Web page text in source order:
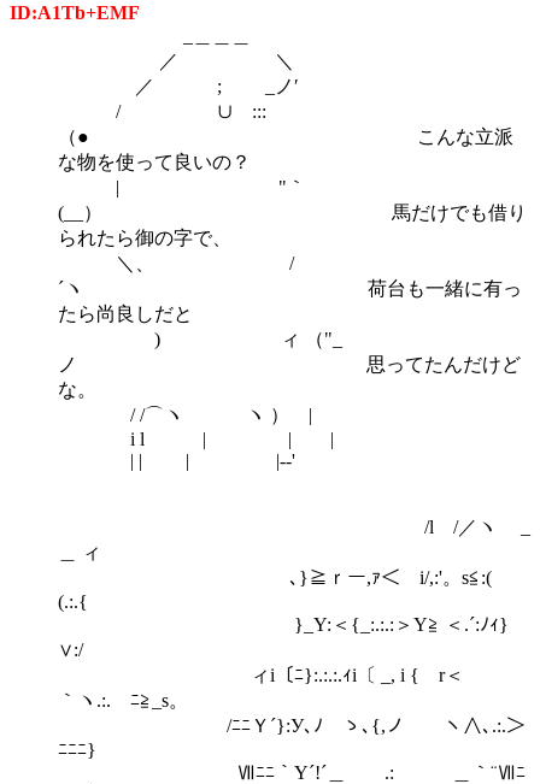
ID:A1Tb+EMF
／ ＼
／ ; _ノ′
/ ∪ :::
（● こんな立派
な物を使って良いの？
| "｀
(__） 馬だけでも借り
られたら御の字で、
＼、 /
´ヽ 荷台も一緒に有っ
たら尚良しだと
) ィ （"_
ノ 思ってたんだけど
な。
/ /⌒ヽ ヽ ） |
i l | | |
| | | |-‐'
/l /／ヽ _
＿ ィ
､}≧ｒー,ｧ＜ i/,:'。s≦:(
(.:.{
}_Y:＜{_:.:.:＞Y≧ ＜.´:ﾉｨ}
∨:/
ィi〔ﾆ}:.:.:.ｨi〔 _, i { r＜
｀ヽ.:.ゝﾆ≧_s。
/ﾆﾆＹ´}:У､ﾉ ゝ､{,ノ ヽ∧､.:.＞
ﾆﾆﾆ}
Ⅶﾆﾆ｀Y´!´＿ .: ＿｀¨Ⅶﾆ